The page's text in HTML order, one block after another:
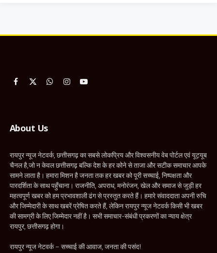
Facebook
X
WhatsApp
InstagramYouTube
About Us
रायपुर न्यूज नेटवर्क, छत्तीसगढ़ का सबसे लोकप्रिय और विश्वसनीय वेब पोर्टल एवं यूट्यूब
चैनल है,जो न केवल छत्तीसगढ़ बल्कि देश के हर कोने से ताजा और सटीक समाचार आपके
सामने लाता है। हमारा मिशन है जनता तक हर खबर को पूरी सच्चाई, निष्पक्षता और
पारदर्शिता के साथ पहुँचाना। राजनीति, अपराध, मनोरंजन, खेल और समाज से जुड़ी हर
महत्वपूर्ण खबर को हम प्रभावशाली ढंग से प्रस्तुत करते हैं। हमारे संवाददाता अपनी रुचि
और जिम्मेदारी के साथ खबरें प्रेषित करते हैं, लेकिन रायपुर न्यूज नेटवर्क किसी भी खबर
की सामग्री के लिए जिम्मेदार नहीं है। सभी समाचार-संबंधी प्रकरणों का न्याय क्षेत्र
रायपुर, छत्तीसगढ़ होगा।
रायपुर न्यूज नेटवर्क – सच्चाई की आवाज, जनता की पसंद!